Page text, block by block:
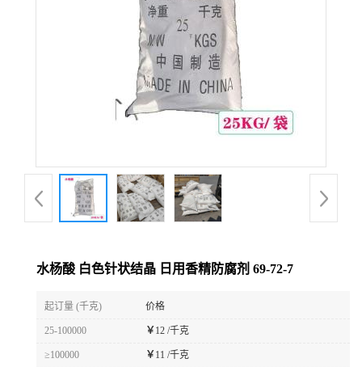
水杨酸 白色针状结晶 日用香精防腐剂 69-72-7
起订量 (千克) 价格
25-100000 ￥ 12 /千克
≥100000 ￥ 11 /千克